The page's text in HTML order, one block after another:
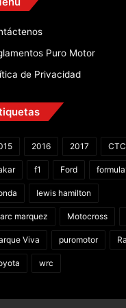
Puro Motor
de Privacidad
2016 2017
f1 Ford
lewis hamilton
marquez Motocross
Viva puromotor
wrc